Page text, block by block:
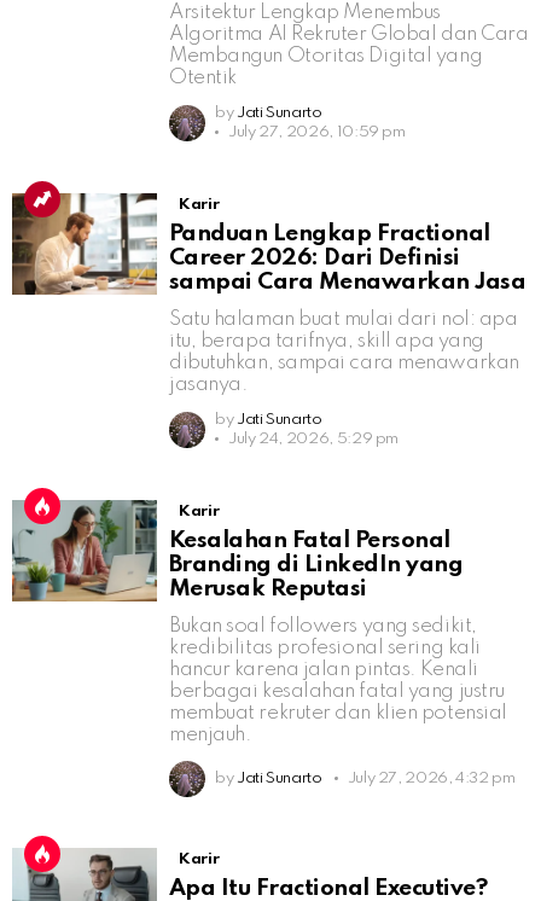
Arsitektur Lengkap Menembus
Algoritma AI Rekruter Global dan Cara
Membangun Otoritas Digital yang
Otentik
by Jati Sunarto
July 27, 2026, 10:59 pm
Karir
Panduan Lengkap Fractional
Career 2026: Dari Definisi
sampai Cara Menawarkan Jasa
Satu halaman buat mulai dari nol: apa
itu, berapa tarifnya, skill apa yang
dibutuhkan, sampai cara menawarkan
jasanya.
by Jati Sunarto
July 24, 2026, 5:29 pm
Karir
Kesalahan Fatal Personal
Branding di LinkedIn yang
Merusak Reputasi
Bukan soal followers yang sedikit,
kredibilitas profesional sering kali
hancur karena jalan pintas. Kenali
berbagai kesalahan fatal yang justru
membuat rekruter dan klien potensial
menjauh.
by Jati Sunarto July 27, 2026, 4:32 pm
Karir
Apa Itu Fractional Executive?